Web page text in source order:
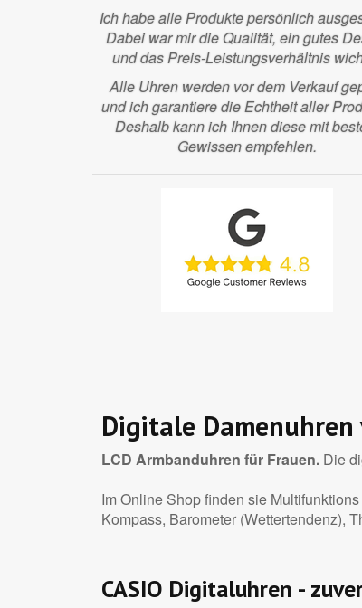
Ich habe alle Produkte persönlich
Dabei war mir die Qualität, ein gutes
und das Preis-Leistungsverhältnis
Alle Uhren werden vor dem Verkauf
und ich garantiere die Echtheit aller
Deshalb kann ich Ihnen diese mit
Gewissen empfehlen.
Digitale Damenuhren
LCD Armbanduhren für Frauen. Die
Im Online Shop finden sie
Kompass, Barometer (Wettertendenz),
CASIO Digitaluhren -